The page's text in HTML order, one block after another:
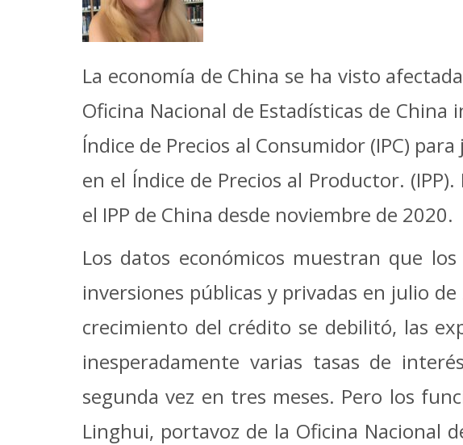
La economía de China se ha visto
Oficina Nacional de Estadísticas de
Índice de Precios al Consumidor (IPC)
en el Índice de Precios al Productor.
el IPP de China desde noviembre de 2020.
Los datos económicos muestran que
inversiones públicas y privadas en julio
crecimiento del crédito se debilitó, las
inesperadamente varias tasas de
segunda vez en tres meses. Pero los
Linghui, portavoz de la Oficina Nacional